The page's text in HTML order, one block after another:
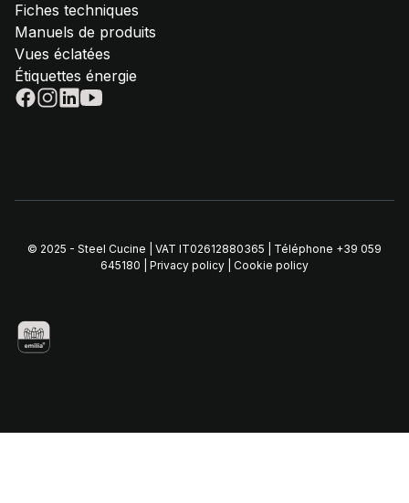
Fiches techniques
Manuels de produits
Vues éclatées
Étiquettes énergie
© 2025 - Steel Cucine | VAT IT02612880365 | Téléphone +39 059
645180
Privacy policy Cookie policy